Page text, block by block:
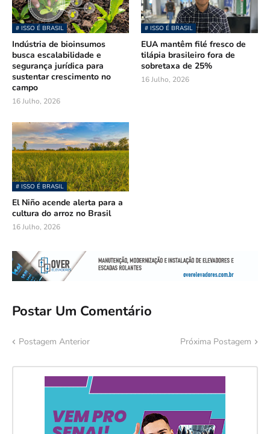
# ISSO É BRASIL
Indústria de bioinsumos
busca escalabilidade e
segurança jurídica para
sustentar crescimento no
campo
16 Julho, 2026
# ISSO É BRASIL
EUA mantêm filé fresco de
tilápia brasileiro fora de
sobretaxa de 25%
16 Julho, 2026
# ISSO É BRASIL
El Niño acende alerta para a
cultura do arroz no Brasil
16 Julho, 2026
Postar Um Comentário
Postagem Anterior Próxima Postagem